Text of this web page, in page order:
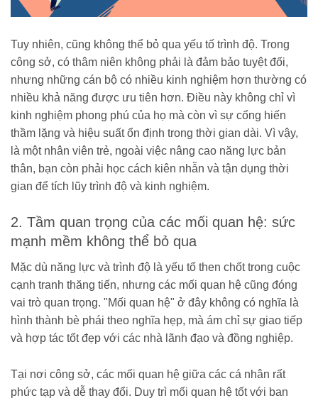
Tuy nhiên, cũng không thể bỏ qua yếu tố trình độ. Trong
công sở, có thâm niên không phải là đảm bảo tuyệt đối,
nhưng những cán bộ có nhiều kinh nghiệm hơn thường có
nhiều khả năng được ưu tiên hơn. Điều này không chỉ vì
kinh nghiệm phong phú của họ mà còn vì sự cống hiến
thầm lặng và hiệu suất ổn định trong thời gian dài. Vì vậy,
là một nhân viên trẻ, ngoài việc nâng cao năng lực bản
thân, bạn còn phải học cách kiên nhẫn và tận dụng thời
gian để tích lũy trình độ và kinh nghiệm.
2. Tầm quan trọng của các mối quan hệ: sức
mạnh mềm không thể bỏ qua
Mặc dù năng lực và trình độ là yếu tố then chốt trong cuộc
cạnh tranh thăng tiến, nhưng các mối quan hệ cũng đóng
vai trò quan trọng. "Mối quan hệ" ở đây không có nghĩa là
hình thành bè phái theo nghĩa hẹp, mà ám chỉ sự giao tiếp
và hợp tác tốt đẹp với các nhà lãnh đạo và đồng nghiệp.
Tại nơi công sở, các mối quan hệ giữa các cá nhân rất
phức tạp và dễ thay đổi. Duy trì mối quan hệ tốt với ban